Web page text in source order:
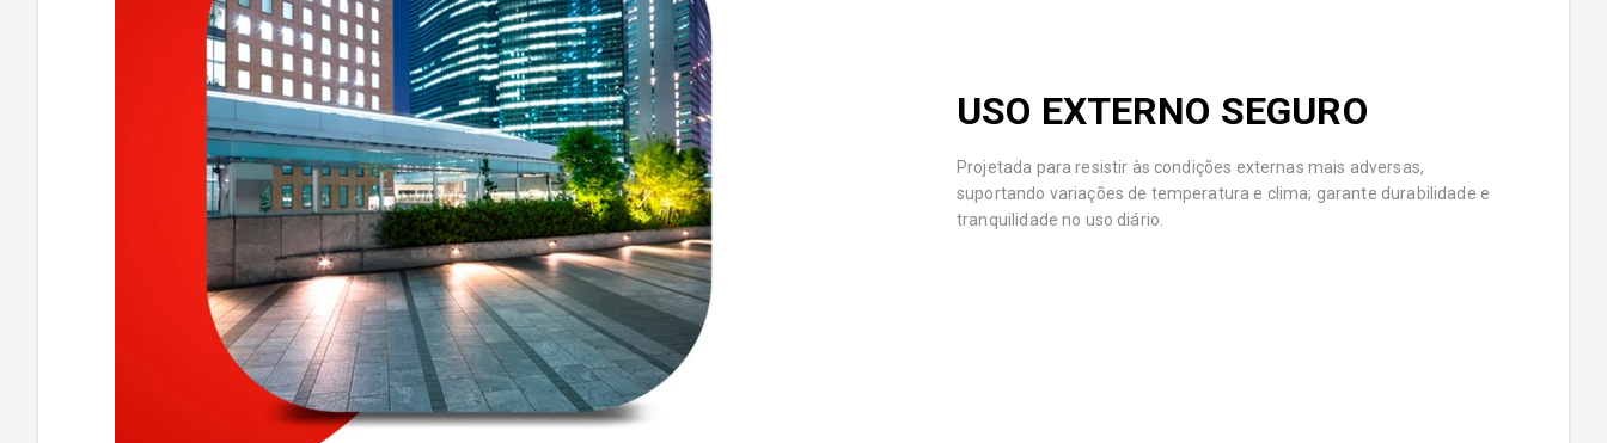
USO EXTERNO SEGURO
Projetada para resistir às condições externas mais adversas,
suportando variações de temperatura e clima; garante durabilidade e
tranquilidade no uso diário.